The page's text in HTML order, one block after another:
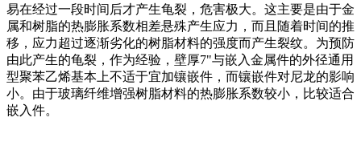
易在经过一段时间后才产生龟裂，危害极大。这主要是由于金
属和树脂的热膨胀系数相差悬殊产生应力，而且随着时间的推
移，应力超过逐渐劣化的树脂材料的强度而产生裂纹。为预防
由此产生的龟裂，作为经验，壁厚7"与嵌入金属件的外径通用
型聚苯乙烯基本上不适于宜加镶嵌件，而镶嵌件对尼龙的影响
小。由于玻璃纤维增强树脂材料的热膨胀系数较小，比较适合
嵌入件。